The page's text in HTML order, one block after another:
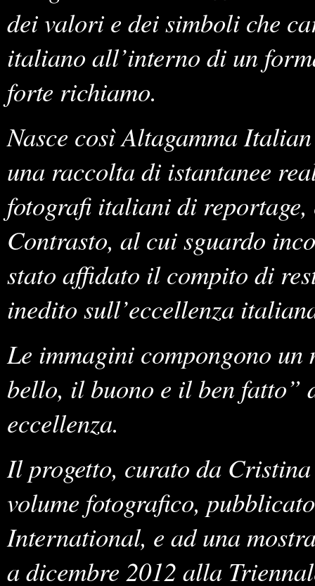
dei valori e dei simboli che
italiano all’interno di un
forte richiamo.
Nasce così Altagamma
una raccolta di istantanee
fotografi italiani di
Contrasto, al cui sguardo
stato affidato il compito di
inedito sull’eccellenza
Le immagini compongono un
bello, il buono e il ben fatto”
eccellenza.
Il progetto, curato da
volume fotografico,
International, e ad una
a dicembre 2012 alla